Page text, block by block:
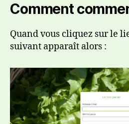
Comment
Quand vous cliquez sur le
suivant apparaît alors :